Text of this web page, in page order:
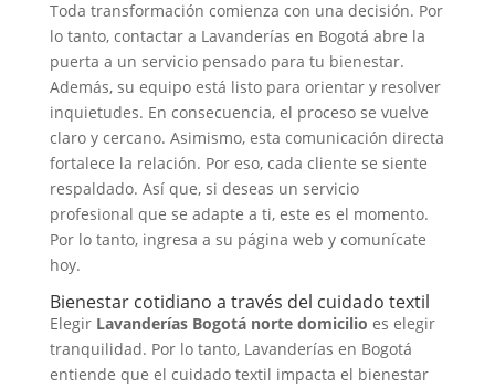
Toda transformación comienza con una decisión. Por
lo tanto, contactar a Lavanderías en Bogotá abre la
puerta a un servicio pensado para tu bienestar.
Además, su equipo está listo para orientar y resolver
inquietudes. En consecuencia, el proceso se vuelve
claro y cercano. Asimismo, esta comunicación directa
fortalece la relación. Por eso, cada cliente se siente
respaldado. Así que, si deseas un servicio
profesional que se adapte a ti, este es el momento.
Por lo tanto, ingresa a su página web y comunícate
hoy.
Bienestar cotidiano a través del cuidado textil
Elegir Lavanderías Bogotá norte domicilio es elegir
tranquilidad. Por lo tanto, Lavanderías en Bogotá
entiende que el cuidado textil impacta el bienestar